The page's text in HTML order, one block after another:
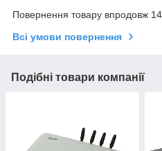
Повернення товару впродовж 14
Всі умови повернення
Подібні товари компанії